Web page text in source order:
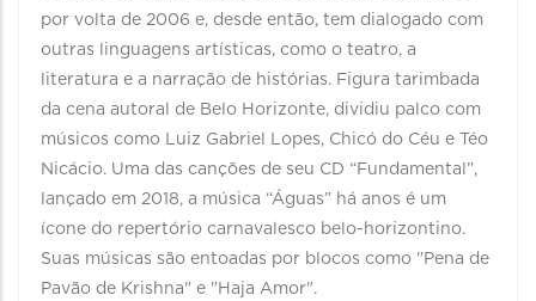
por volta de 2006 e, desde então, tem dialogado com
outras linguagens artísticas, como o teatro, a
literatura e a narração de histórias. Figura tarimbada
da cena autoral de Belo Horizonte, dividiu palco com
músicos como Luiz Gabriel Lopes, Chicó do Céu e Téo
Nicácio. Uma das canções de seu CD “Fundamental”,
lançado em 2018, a música “Águas” há anos é um
ícone do repertório carnavalesco belo-horizontino.
Suas músicas são entoadas por blocos como "Pena de
Pavão de Krishna" e "Haja Amor".